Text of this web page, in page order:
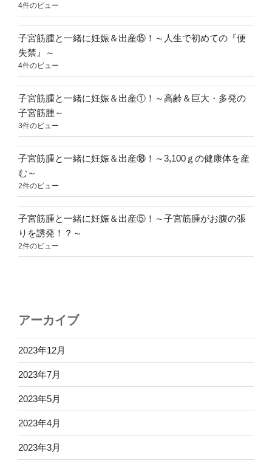
4件のビュー
子宮筋腫と一緒に妊娠＆出産⑮！～人生で初めての『便
失禁』～
4件のビュー
子宮筋腫と一緒に妊娠＆出産①！～高齢＆巨大・多発の
子宮筋腫～
3件のビュー
子宮筋腫と一緒に妊娠＆出産⑱！～3,100ｇの健康体を産
む～
2件のビュー
子宮筋腫と一緒に妊娠＆出産⑤！～子宮筋腫がお腹の張
りを誘発！？～
2件のビュー
アーカイブ
2023年12月
2023年7月
2023年5月
2023年4月
2023年3月